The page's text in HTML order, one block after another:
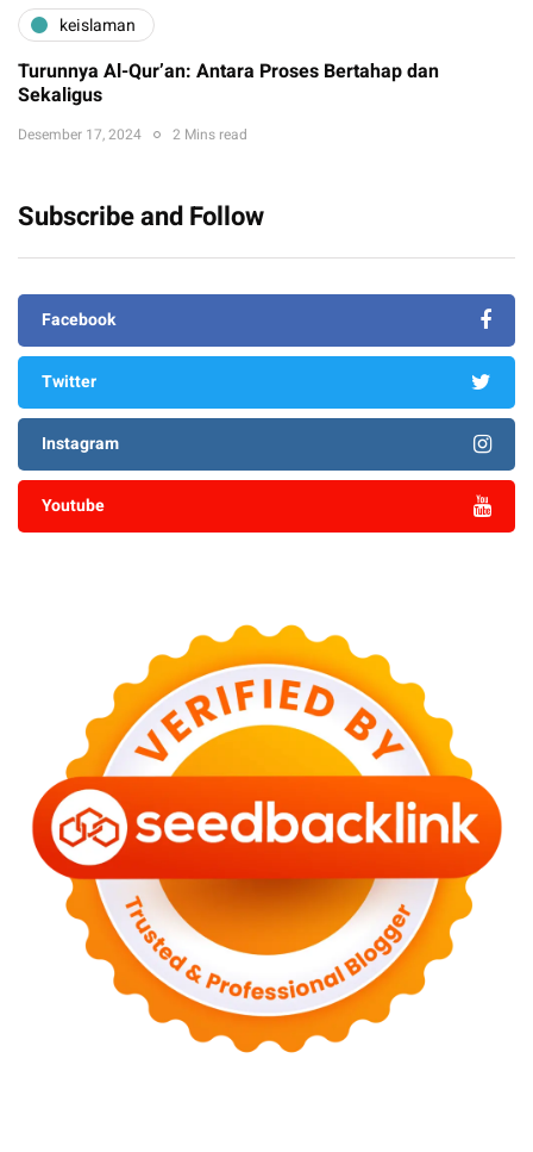
keislaman
Turunnya Al-Qur’an: Antara Proses Bertahap dan
Sekaligus
Desember 17, 2024 2 Mins read
Subscribe and Follow
Facebook
Twitter
Instagram
Youtube